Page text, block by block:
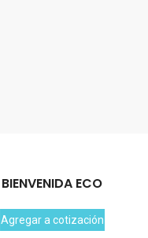
BIENVENIDA ECO
Agregar a cotización